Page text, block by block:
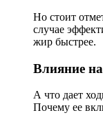
Но стоит
случае
жир быстрее.
Влияние
А что дает
Почему ее